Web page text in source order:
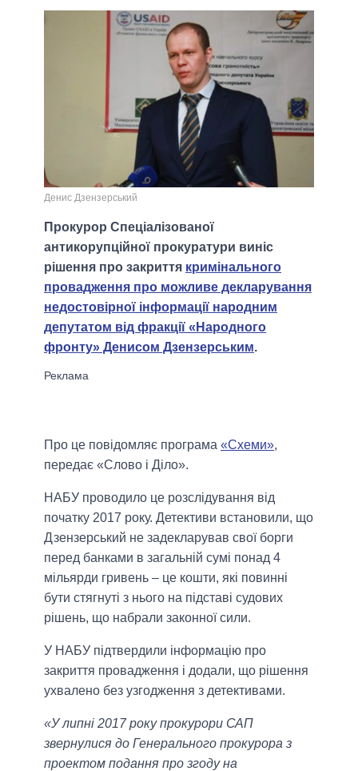
Денис Дзензерський
Прокурор Спеціалізованої
антикорупційної прокуратури виніс
рішення про закриття кримінального
провадження про можливе декларування
недостовірної інформації народним
депутатом від фракції «Народного
фронту» Денисом Дзензерським.
Про це повідомляє програма «Схеми»,
передає «Слово і Діло».
НАБУ проводило це розслідування від
початку 2017 року. Детективи встановили, що
Дзензерський не задекларував свої борги
перед банками в загальній сумі понад 4
мільярди гривень – це кошти, які повинні
бути стягнуті з нього на підставі судових
рішень, що набрали законної сили.
У НАБУ підтвердили інформацію про
закриття провадження і додали, що рішення
ухвалено без узгодження з детективами.
«У липні 2017 року прокурори САП
звернулися до Генерального прокурора з
проектом подання про згоду на